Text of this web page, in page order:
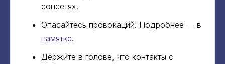
соцсетях.
Опасайтесь провокаций. Подробнее — в
памятке.
Держите в голове, что контакты с